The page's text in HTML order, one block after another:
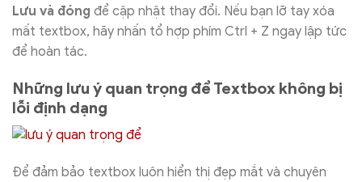
Lưu và đóng để cập nhật thay đổi. Nếu bạn lỡ tay xóa
mất textbox, hãy nhấn tổ hợp phím Ctrl + Z ngay lập tức
để hoàn tác.
Những lưu ý quan trọng để Textbox không bị
lỗi định dạng
Để đảm bảo textbox luôn hiển thị đẹp mắt và chuyên